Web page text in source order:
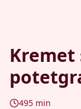
Kremet
495 min